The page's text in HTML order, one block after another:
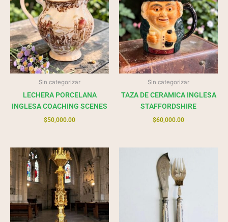
Sin categorizar
LECHERA PORCELANA
INGLESA COACHING SCENES
$50,000.00
Sin categorizar
TAZA DE CERAMICA INGLESA
STAFFORDSHIRE
$60,000.00